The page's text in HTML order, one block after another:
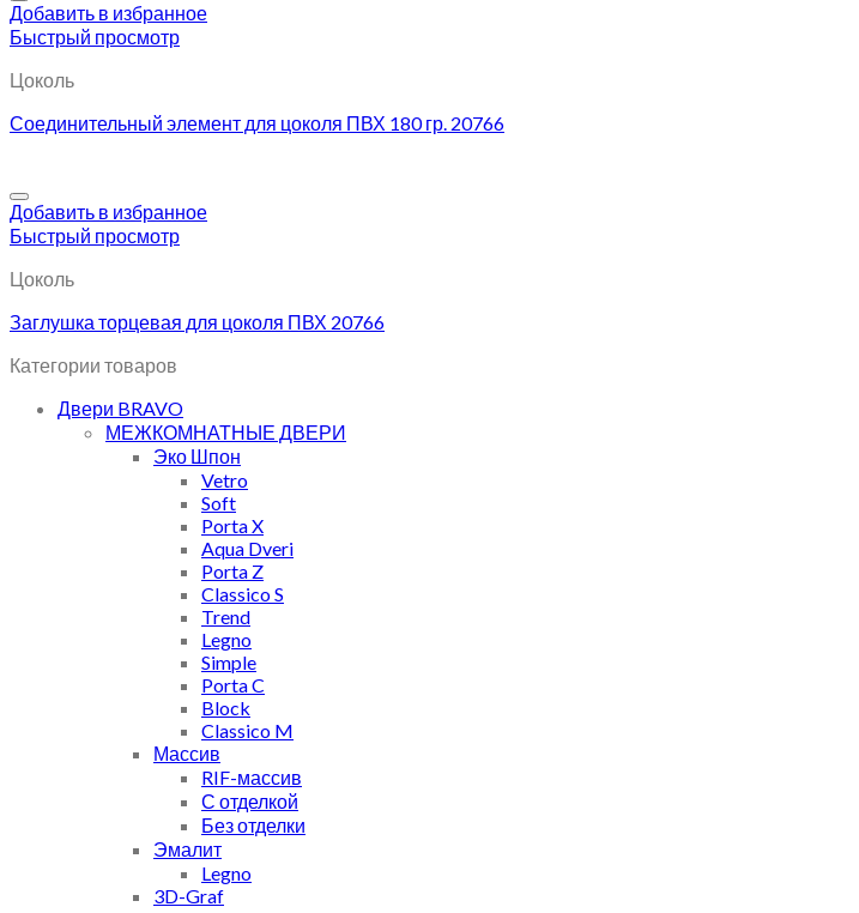
Добавить в избранное
Быстрый просмотр
Цоколь
Соединительный элемент для цоколя ПВХ 180 гр. 20766
Добавить в избранное
Быстрый просмотр
Цоколь
Заглушка торцевая для цоколя ПВХ 20766
Категории товаров
Двери BRAVO
МЕЖКОМНАТНЫЕ ДВЕРИ
Эко Шпон
Vetro
Soft
Porta X
Aqua Dveri
Porta Z
Classico S
Trend
Legno
Simple
Porta C
Block
Classico M
Массив
RIF-массив
С отделкой
Без отделки
Эмалит
Legno
3D-Graf